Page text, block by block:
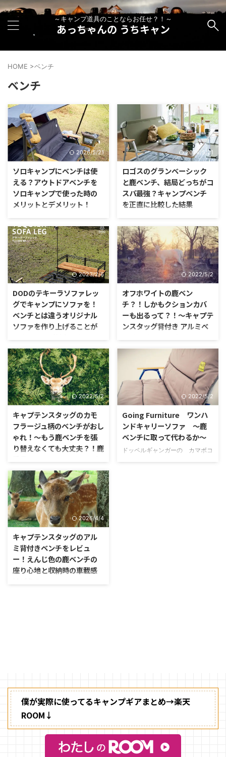
～キャンプ道具のことならお任せ？！～
あっちゃんの うちキャン
HOME >ベンチ
ベンチ
2026/5/21
ソロキャンプにベンチは使
える？アウトドアベンチを
ソロキャンプで使った時の
メリットとデメリット！
ソロキャンプには、ソロキャンプ
に合ったキャンプ道具を用意し
て、ソロキャンプっぽいギアを使
わなければダメだという、凝り固
まった考えを持っていませんか？
ソロキャンプなら、ロースタイ
ル。ソロキャンプならファイヤー
プならフェザースティックをナイ
フで作らなきゃ！などなど、ヒロ
シさんなど筆頭にした、不便さを
楽しむようなキャンプスタイルを
しなきゃいけないんだと思ってい
る人もいると思います。
2026/5/21
ロゴスのグランベーシック
と鹿ベンチ、結局どっちがコ
スパ最強？キャンプベンチ
を正直に比較した結果
キャンプでベンチを使おうと思っ
ている人はどのくらいいるんでし
ょう？ ファミリーキャンプな
ら、何故か子供が喜んで座るとい
う魔法のベンチ。
2023/2/6
DODのテキーラソファレッ
グでキャンプにソファを！
ベンチとは違うオリジナル
ソファを作り上げることが
プでの使い勝手を考えてみた
キャンプでソファに腰掛けたいな
んて、そんな贅沢な夢を以前は持
っていました。 奥行きが深くて
フカフカの座面に座ったらリラッ
クスできるし、何よりもリッチで
贅沢な時間が味わえちゃいますよ
ね。
2022/5/2
オフホワイトの鹿ベン
チ？！しかもクションカバ
ーも出るって？！～キャプテ
ンスタッグ背付き アルミベ
本当に早いんですよ、勢いが良い
2022/5/2
キャプテンスタッグのカモ
フラージュ柄のベンチがおし
ゃれ！～もう鹿ベンチを張
り替えなくても大丈夫？！鹿
がおすすめ～
「た・大変です！し・鹿番長
が。。。！」
2022/5/2
Going Furniture ワンハ
ンドキャリーソファ ～鹿
ベンチに取って代わるか～
ドッペルギャンガーの カマボコ
2026/4/4
キャプテンスタッグのアル
ミ背付きベンチをレビュ
ー！えんじ色の鹿ベンチの
座り心地と収納時の車載感
僕が実際に使ってるキャンプギアまとめ→楽天
ROOM↓